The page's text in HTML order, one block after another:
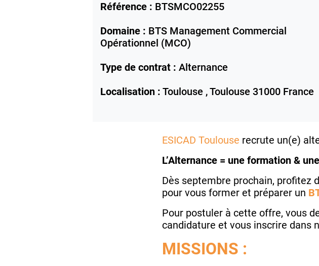
Référence : BTSMCO02255
Domaine : BTS Management Commercial
Opérationnel (MCO)
Type de contrat : Alternance
Localisation : Toulouse ,Toulouse 31000 France
ESICAD Toulouse recrute un(e)
L’Alternance = une formation &
Dès septembre prochain, profitez
pour vous former et préparer un
Pour postuler à cette offre, vous
candidature et vous inscrire dans
MISSIONS :